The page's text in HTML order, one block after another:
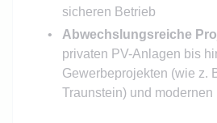
sicheren Betrieb
Abwechslungsreiche
privaten PV-Anlagen bis
Gewerbeprojekten (wie z.
Traunstein) und